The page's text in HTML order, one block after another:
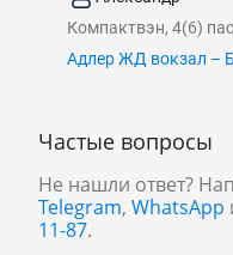
Компактвэн, 4(6)
Адлер ЖД вокзал –
Частые вопросы
Не нашли ответ?
Telegram, WhatsApp
11-87.